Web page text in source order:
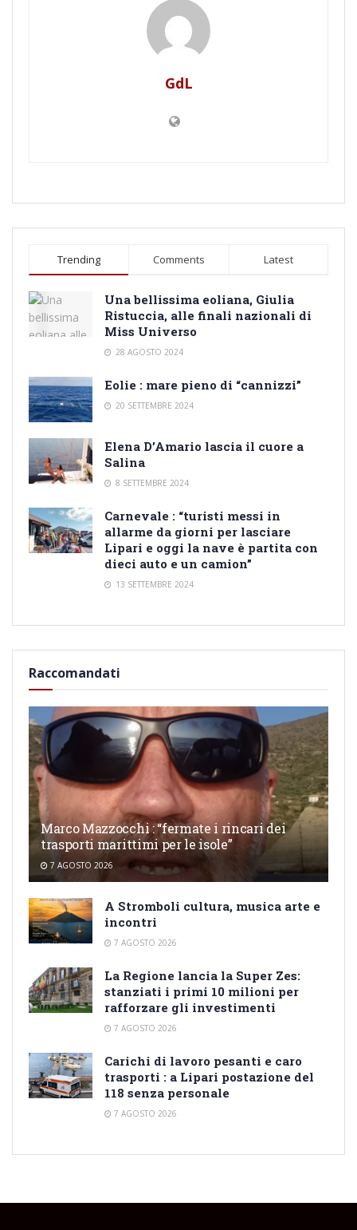
GdL
Trending Comments Latest
Una bellissima eoliana, Giulia
Ristuccia, alle finali nazionali di
Miss Universo
28 AGOSTO 2024
Eolie : mare pieno di “cannizzi”
20 SETTEMBRE 2024
Elena D’Amario lascia il cuore a
Salina
8 SETTEMBRE 2024
Carnevale : “turisti messi in
allarme da giorni per lasciare
Lipari e oggi la nave è partita con
dieci auto e un camion”
13 SETTEMBRE 2024
Raccomandati
Marco Mazzocchi : “fermate i rincari dei
trasporti marittimi per le isole”
7 AGOSTO 2026
A Stromboli cultura, musica arte e
incontri
7 AGOSTO 2026
La Regione lancia la Super Zes:
stanziati i primi 10 milioni per
rafforzare gli investimenti
7 AGOSTO 2026
Carichi di lavoro pesanti e caro
trasporti : a Lipari postazione del
118 senza personale
7 AGOSTO 2026